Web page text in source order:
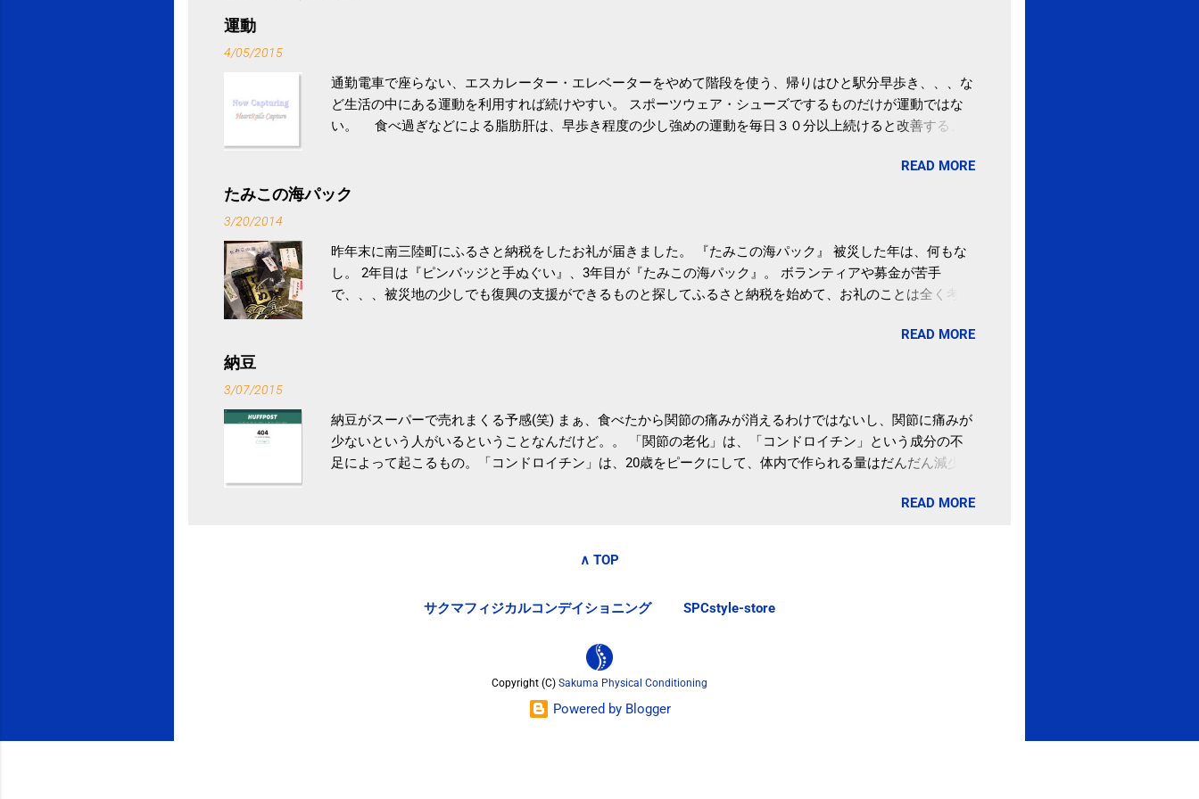
運動
4/05/2015
通勤電車で座らない、エスカレーター・エレベーターをやめて階段を使う、帰りはひと駅分早歩き、、、な
ど生活の中にある運動を利用すれば続けやすい。 スポーツウェア・シューズでするものだけが運動ではな
い。 食べ過ぎなどによる脂肪肝は、早歩き程度の少し強めの運動を毎日３０分以上続けると改善する、
ル性脂肪性肝疾患。体重は減らなくても効果があるという。 正田教授は「汗ばむ程度の運動を毎日３０分
続けることが有用」としている。 脂肪肝、毎日３０分の早歩きで改善 筑波大「減量しなくても効果」 - ニ
READ MORE
たみこの海パック
3/20/2014
昨年末に南三陸町にふるさと納税をしたお礼が届きました。 『たみこの海パック』 被災した年は、何もな
し。 2年目は『ピンバッジと手ぬぐい』、3年目が『たみこの海パック』。 ボランティアや募金が苦手
で、、、被災地の少しでも復興の支援ができるものと探してふるさと納税を始めて、お礼のことは全く考え
税になるということもあって始めたのですが、節税になるほど稼げていないのでこちらの目的は......。 総務
READ MORE
納豆
3/07/2015
納豆がスーパーで売れまくる予感(笑) まぁ、食べたから関節の痛みが消えるわけではないし、関節に痛みが
少ないという人がいるということなんだけど。。 「関節の老化」は、「コンドロイチン」という成分の不
足によって起こるもの。「コンドロイチン」は、20歳をピークにして、体内で作られる量はだんだん減少し
いためには、食生活で「コンドロイチン」を補うことが大切。そして「コンドロイチン」という成分は、納
豆」！ 1日1パックでコンドロイチン補給 | セルフドクターニュース 賞味期限は気にしたことがなかった。
味しい食べかた」は、 ・賞味期限ギリギリで食べる。 ・白い泡が全体に行き渡る程度かき混ぜる。 ・タレ
目安が30回～40回程度。 またタレ・薬味は納豆をかき混ぜたあとに入れたほうが、納豆のふわふわ感がよ
り一層引き立つそうです。 関節の痛み・体のゆがみ予防には「納豆」！ 1日1パックでコンドロイチン補
給 | セルフドクターニュース そこそこの金額のサプリメントを毎日飲み続けるよりは、毎日納豆を食べるほ
うが身体にお財布にも良さそうな気はする。効果的には大差ないだろうから(想像) 関節の痛み・体のゆがみ
READ MORE
∧ TOP
サクマフィジカルコンデイショニング SPCstyle-store
Copyright (C) Sakuma Physical Conditioning
Powered by Blogger